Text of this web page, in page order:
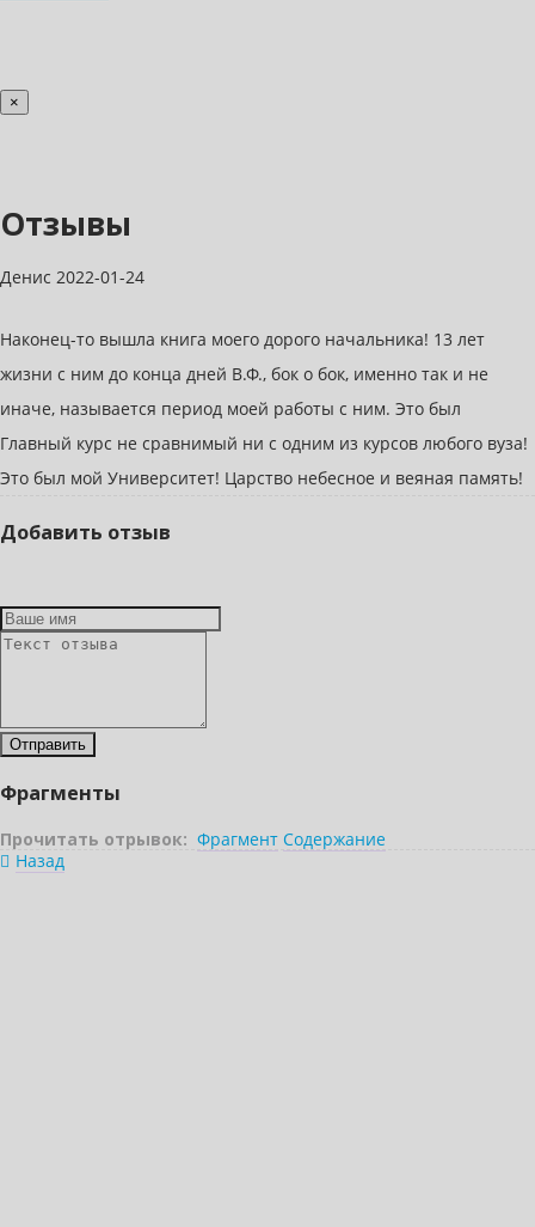
×
Отзывы
Денис 2022-01-24
Наконец-то вышла книга моего дорого начальника! 13 лет
жизни с ним до конца дней В.Ф., бок о бок, именно так и не
иначе, называется период моей работы с ним. Это был
Главный курс не сравнимый ни с одним из курсов любого вуза!
Это был мой Университет! Царство небесное и веяная память!
Добавить отзыв
Фрагменты
Прочитать отрывок: Фрагмент Содержание
Назад